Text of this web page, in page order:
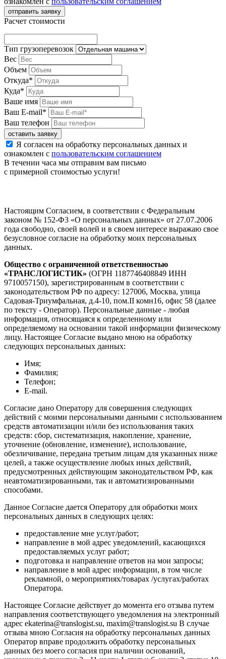
Расчет стоимости
Тип грузоперевозок
Вес
Объем
Откуда*
Куда*
Ваше имя
Ваш E-mail*
Ваш телефон
Я согласен на обработку персональных данных и
ознакомлен с пользовательским соглашением
В течении часа мы отправим вам письмо
с примерной стоимостью услуги!
Настоящим Согласием, в соответствии с Федеральным
законом № 152-Ф3 «О персональных данных» от 27.07.2006
года свободно, своей волей и в своем интересе выражаю свое
безусловное согласие на обработку моих персональных
данных.
Общество с ограниченной ответственностью
«ТРАНСЛОГИСТИК» (ОГРН 1187746408849 ИНН
9710057150), зарегистрированным в соответствии с
законодательством РФ по адресу: 127006, Москва, улица
Садовая-Триумфальная, д.4-10, пом.II комн16, офис 58 (далее
по тексту - Оператор). Персональные данные - любая
информация, относящаяся к определенному или
определяемому на основании такой информации физическому
лицу. Настоящее Согласие выдано мною на обработку
следующих персональных данных:
Имя;
Фамилия;
Телефон;
E-mail.
Согласие дано Оператору для совершения следующих
действий с моими персональными данными с использованием
средств автоматизации и/или без использования таких
средств: сбор, систематизация, накопление, хранение,
уточнение (обновление, изменение), использование,
обезличивание, передана третьим лицам для указанных ниже
целей, а также осуществление любых иных действий,
предусмотренных действующим законодательством РФ, как
неавтоматизированными, так и автоматизированными
способами.
Данное Согласие дается Оператору для обработки моих
персональных данных в следующих целях:
предоставление мне услуг/работ;
направление в мой адрес уведомлений, касающихся
предоставляемых услуг работ;
подготовка и направление ответов на мои запросы;
направление в мой адрес информации, в том числе
рекламной, о мероприятиях/товарах /услугах/работах
Оператора.
Настоящее Согласие действует до момента его отзыва путем
направления соответствующего уведомления на электронный
адрес ekaterina@translogist.su, maxim@translogist.su В случае
отзыва мною Согласия на обработку персональных данных
Оператор вправе продолжить обработку персональных
данных без моего согласия при наличии оснований,